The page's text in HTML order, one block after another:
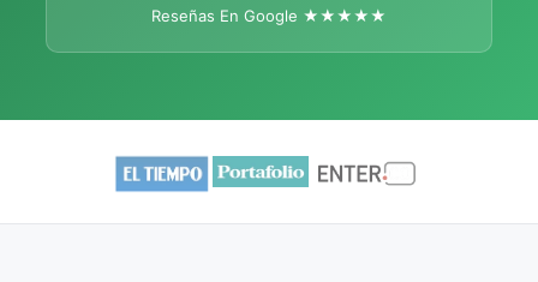
Reseñas En Google ★★★★★